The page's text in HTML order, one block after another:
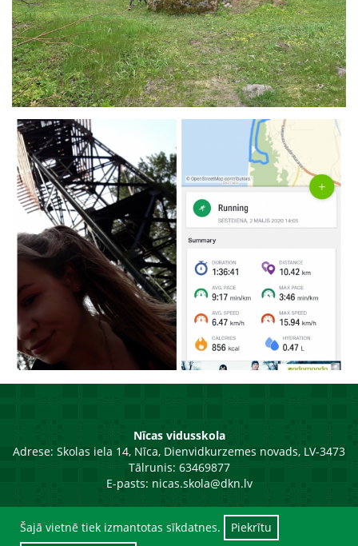
Šajā vietnē tiek izmantotas sīkdatnes. Piekrītu
Nīcas vidusskola
Adrese: Skolas iela 14, Nīca, Dienvidkurzemes novads, LV-3473
Tālrunis: 63469877
E-pasts: nicas.skola@dkn.lv